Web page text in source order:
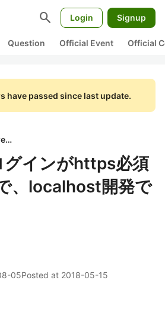
search Login Signup
Question Official Event Official
have passed since last update.
freee
インがhttps必須
、localhost開発で
05Posted at 2018-05-15